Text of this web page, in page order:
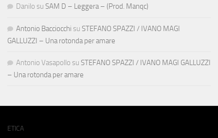
Danilo su SAM D – Leggera – (Prod. Manqc)
Antonio Bacciocchi su STEFANO SPAZZI / IVANO MAGI
GALLUZZI – Una rotonda per amare
Antonio Vasapollo su STEFANO SPAZZI / IVANO MAGI GALLUZZI
– Una rotonda per amare
ETICA